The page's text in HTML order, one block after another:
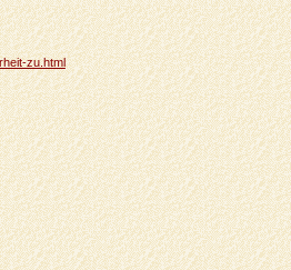
zu.html